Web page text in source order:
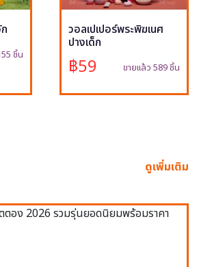
ชิ้น
วอลเปเปอร์พระพิฆเนศ
ปางเด็ก
฿59 ขายแล้ว 589 ชิ้น
ดูเพิ่มเติม